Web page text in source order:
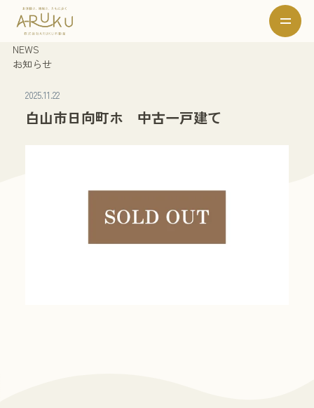
NEWS
お知らせ
2025.11.22
白山市日向町ホ 中古一戸建て